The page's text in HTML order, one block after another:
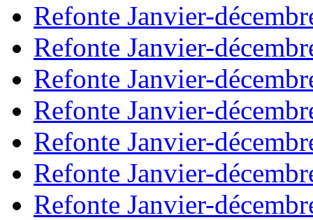
Refonte Janvier-
Refonte Janvier-
Refonte Janvier-
Refonte Janvier-
Refonte Janvier-
Refonte Janvier-
Refonte Janvier-